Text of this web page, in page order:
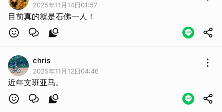
2025年11月14日01:57
目前真的就是石佛一人！
chris
2025年11月12日04:46
近年文班亚马。